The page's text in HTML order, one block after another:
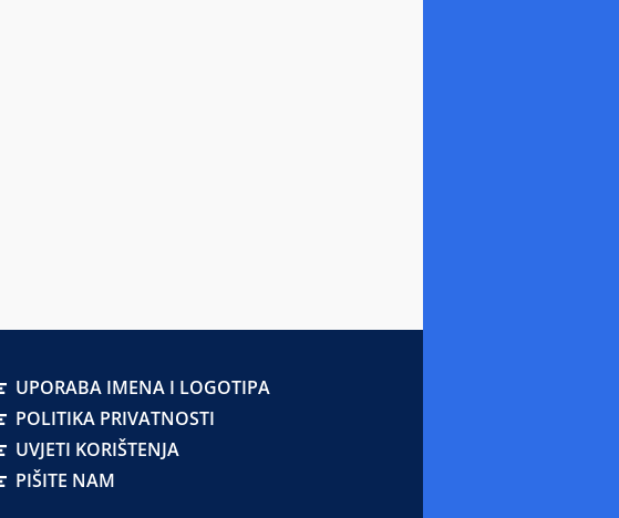
UPORABA IMENA I LOGOTIPA
POLITIKA PRIVATNOSTI
UVJETI KORIŠTENJA
PIŠITE NAM